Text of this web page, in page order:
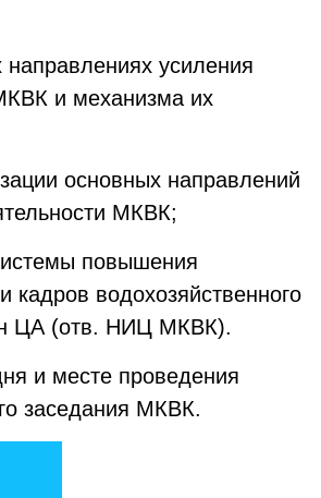
усиления
и механизма их
основных направлений
МКВК;
повышения
кадров водохозяйственного
ЦА (отв. НИЦ МКВК).
и месте проведения
заседания МКВК.